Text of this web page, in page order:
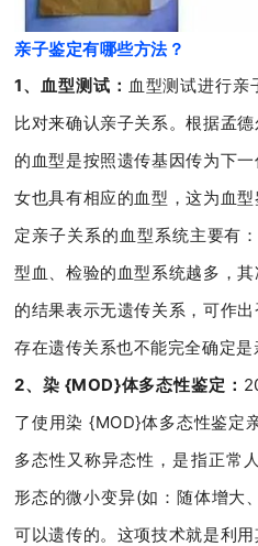
亲子鉴定有哪些方法？
1、
血型测试： 血型测试进行亲
比对来确认亲子关系。根据孟
的血型是按照遗传基因传为下
女也具有相应的血型，这为血
定亲子关系的血型系统主要有
型血、检验的血型系统越多，
的结果表示无遗传关系，可作
存在遗传关系也不能完全确定是
2、染 {MOD}体多态性鉴定：
了使用染 {MOD}体多态性鉴定
多态性又称异态性，是指正常
形态的微小变异(如：随体增大
可以遗传的。这项技术就是利